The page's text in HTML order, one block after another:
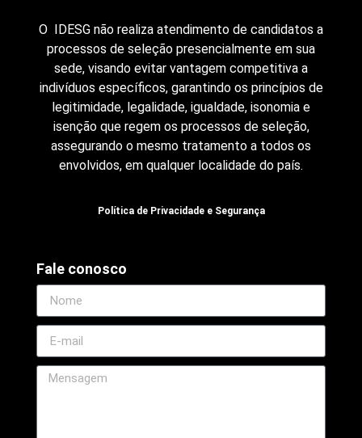
O IDESG não realiza atendimento de candidatos a
processos de seleção presencialmente em sua
sede, visando evitar vantagem competitiva a
indivíduos específicos, garantindo os princípios de
legitimidade, legalidade, igualdade, isonomia e
isenção que regem os processos de seleção,
assegurando o mesmo tratamento a todos os
envolvidos, em qualquer localidade do país.
Política de Privacidade e Segurança
Fale conosco